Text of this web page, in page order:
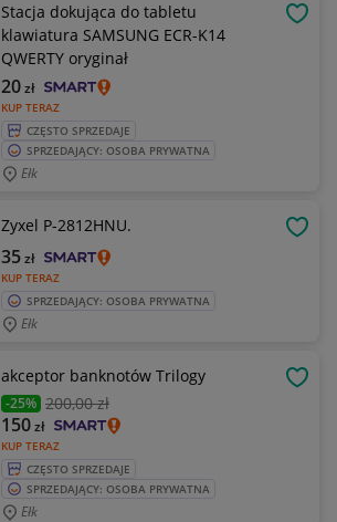
Stacja dokująca do tabletu
klawiatura SAMSUNG ECR-K14
QWERTY oryginał
KUP TERAZ
20zł
CZĘSTO SPRZEDAJE
SPRZEDAJĄCY: OSOBA PRYWATNA
Ełk
Zyxel P-2812HNU.
KUP TERAZ
35zł
SPRZEDAJĄCY: OSOBA PRYWATNA
Ełk
akceptor banknotów Trilogy
-25% 200,00 zł
KUP TERAZ
150zł
CZĘSTO SPRZEDAJE
SPRZEDAJĄCY: OSOBA PRYWATNA
Ełk